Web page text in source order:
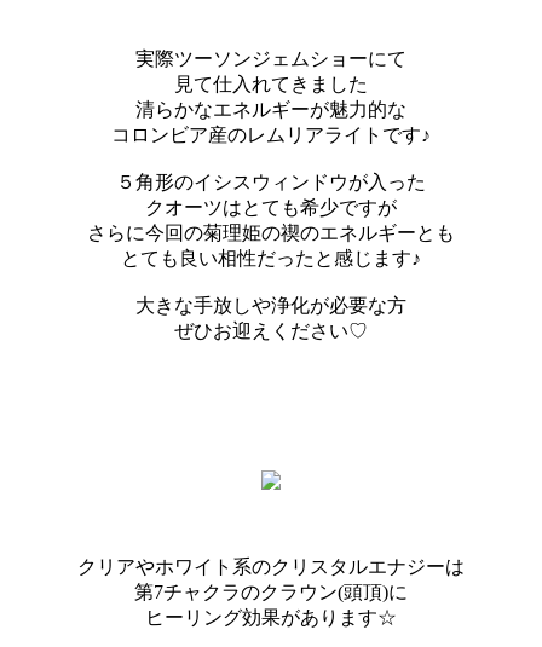
実際ツーソンジェムショーにて
見て仕入れてきました
清らかなエネルギーが魅力的な
コロンビア産のレムリアライトです♪
５角形のイシスウィンドウが入った
クオーツはとても希少ですが
さらに今回の菊理姫の禊のエネルギーとも
とても良い相性だったと感じます♪
大きな手放しや浄化が必要な方
ぜひお迎えください♡
クリアやホワイト系のクリスタルエナジーは
第7チャクラのクラウン(頭頂)に
ヒーリング効果があります☆